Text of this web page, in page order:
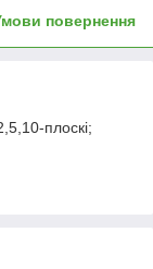
повернення
плоскі;